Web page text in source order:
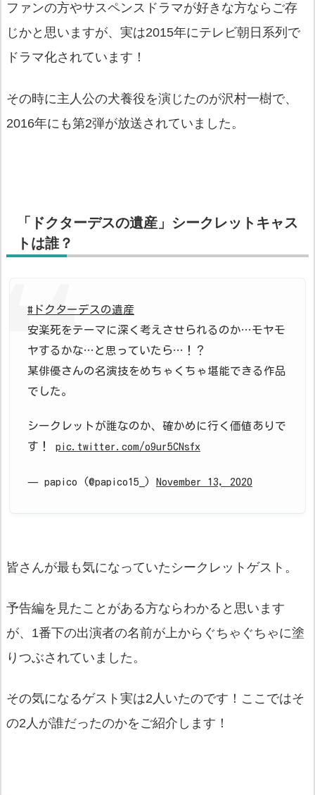
ファンの方やサスペンスドラマが好きな方ならご存
じかと思いますが、実は2015年にテレビ朝日系列で
ドラマ化されています！
その時に主人公の犬養役を演じたのが沢村一樹で、
2016年にも第2弾が放送されていました。
「ドクターデスの遺産」シークレットキャス
トは誰？
#ドクターデスの遺産
安楽死をテーマに深く考えさせられるのか…モヤモ
ヤするかな…と思っていたら…！？
某俳優さんの名演技をめちゃくちゃ堪能できる作品
でした。
シークレットが誰なのか、確かめに行く価値ありで
す！ pic.twitter.com/o9ur5CNsfx
— papico (@papico15_) November 13, 2020
皆さんが最も気になっていたシークレットゲスト。
予告編を見たことがある方ならわかると思います
が、1番下の出演者の名前が上からぐちゃぐちゃに塗
りつぶされていました。
その気になるゲスト実は2人いたのです！ここではそ
の2人が誰だったのかをご紹介します！